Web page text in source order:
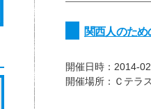
関西人のた
開催日時： 2014-
開催場所： Ｃテラ